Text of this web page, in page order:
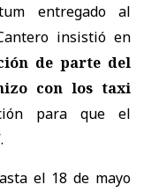
entregado al
insistió en
de parte del
con los taxi
para que el
el 18 de mayo